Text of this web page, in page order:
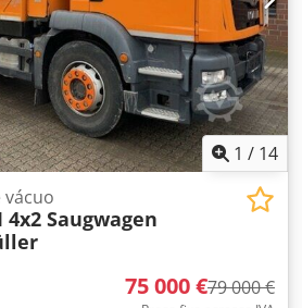
1 / 14
vácuo
4x2 Saugwagen
75 000 €79 000 €